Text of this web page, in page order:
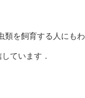
類を飼育する人にもわ
ています．